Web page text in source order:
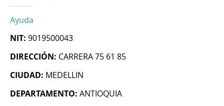
Ayuda
NIT: 9019500043
DIRECCIÓN: CARRERA 75 61 85
CIUDAD: MEDELLIN
DEPARTAMENTO: ANTIOQUIA